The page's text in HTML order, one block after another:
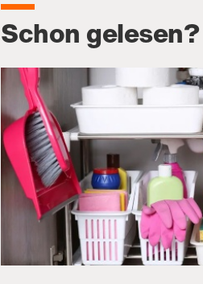
Schon gelesen?